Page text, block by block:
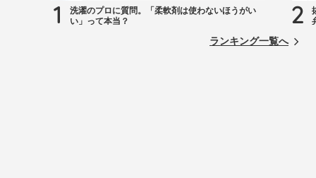
1
洗濯のプロに質問。「柔軟剤は使わないほうがい
い」って本当？
2
ランキング一覧へ